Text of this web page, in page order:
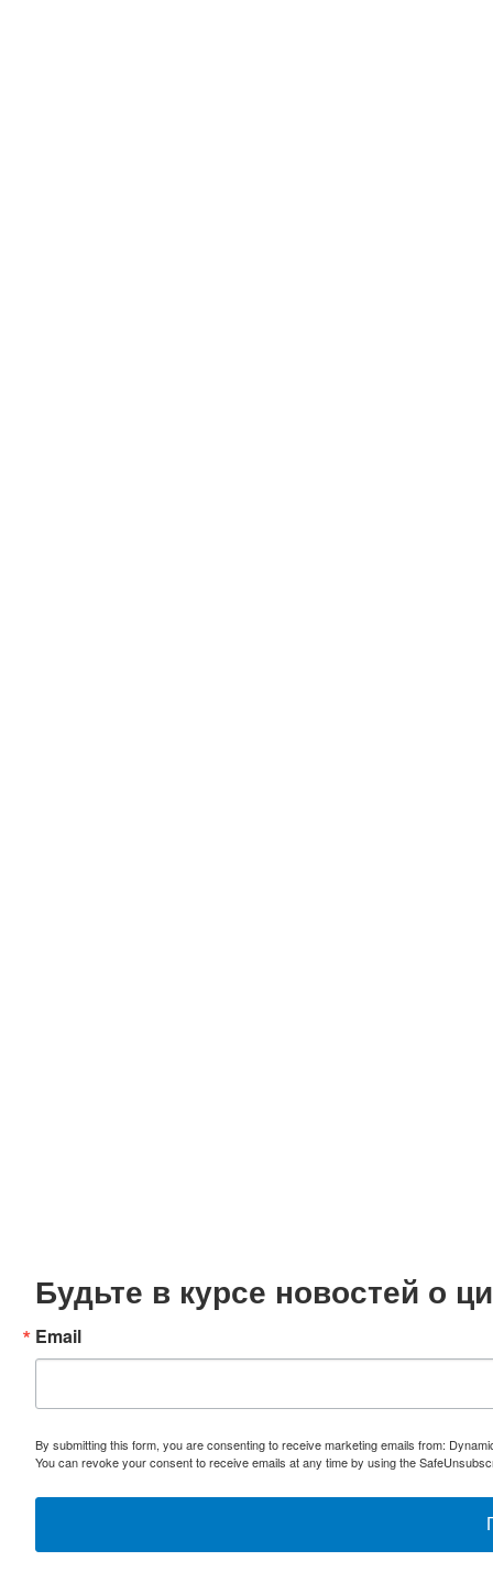
Будьте в курсе новостей о
Email
By submitting this form, you are consenting to receive marketing emails from:
You can revoke your consent to receive emails at any time by using the